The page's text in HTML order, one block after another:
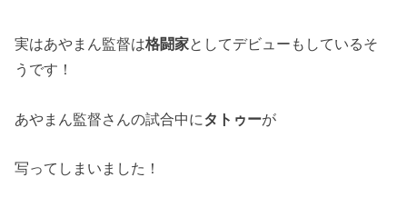
実はあやまん監督は格闘家としてデビューもしているそ
うです！
あやまん監督さんの試合中にタトゥーが
写ってしまいました！